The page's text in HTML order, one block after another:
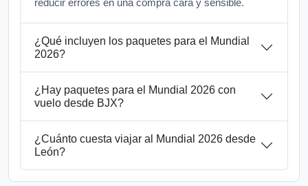
¿Qué incluyen los paquetes para el Mundial
2026?
¿Hay paquetes para el Mundial 2026 con
vuelo desde BJX?
¿Cuánto cuesta viajar al Mundial 2026 desde
León?